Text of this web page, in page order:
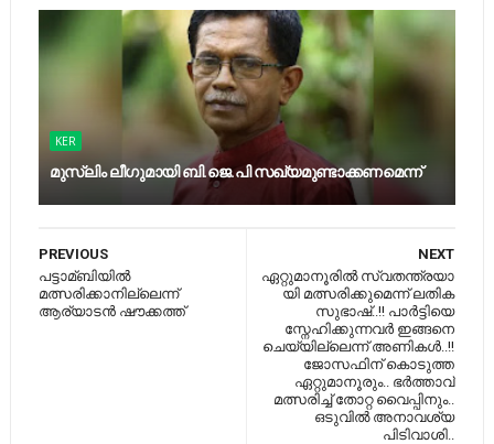
KER
മുസ്‍ലിം ലീഗുമായി ബി.ജെ.പി സഖ്യമുണ്ടാക്കണമെന്ന്
NEXT
ഏ​റ്റു​മാ​നൂ​രി​ല്‍ സ്വ​ത​ന്ത്ര​യാ​
യി മ​ത്സ​രി​ക്കു​മെ​ന്ന് ല​തി​ക
സു​ഭാ​ഷ്..!! പാർട്ടിയെ
സ്നേഹിക്കുന്നവർ ഇങ്ങനെ
ചെയ്യില്ലെന്ന് അണികൾ..!!
ജോസഫിന് കൊടുത്ത
ഏറ്റുമാനൂരും.. ഭർത്താവ്
മത്സരിച്ച് തോറ്റ വൈപ്പിനും..
ഒടുവിൽ അനാവശ്യ
പിടിവാശി..
PREVIOUS
പട്ടാമ്ബിയില്‍
മത്സരിക്കാനില്ലെന്ന്
ആര്യാടന്‍ ഷൗക്കത്ത്